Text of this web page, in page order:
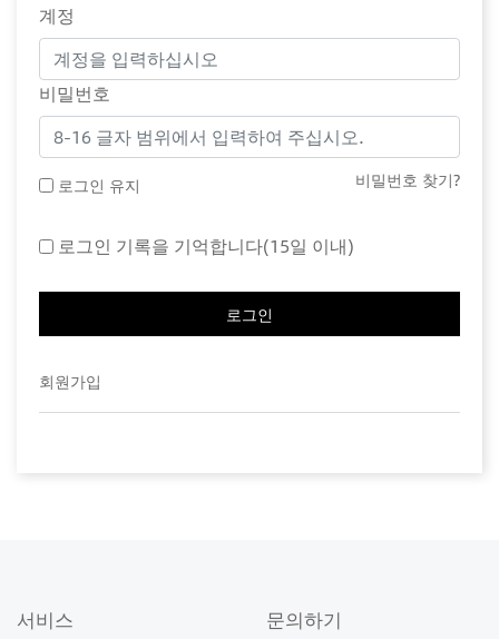
계정
비밀번호
로그인 유지 비밀번호 찾기?
로그인 기록을 기억합니다(15일 이내)
로그인
회원가입
서비스 문의하기